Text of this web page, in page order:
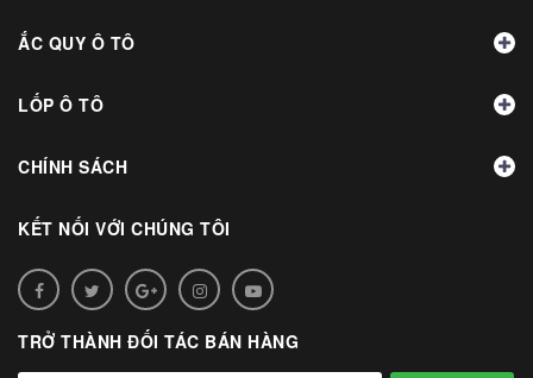
ẮC QUY Ô TÔ
LỐP Ô TÔ
CHÍNH SÁCH
KẾT NỐI VỚI CHÚNG TÔI
TRỞ THÀNH ĐỐI TÁC BÁN HÀNG